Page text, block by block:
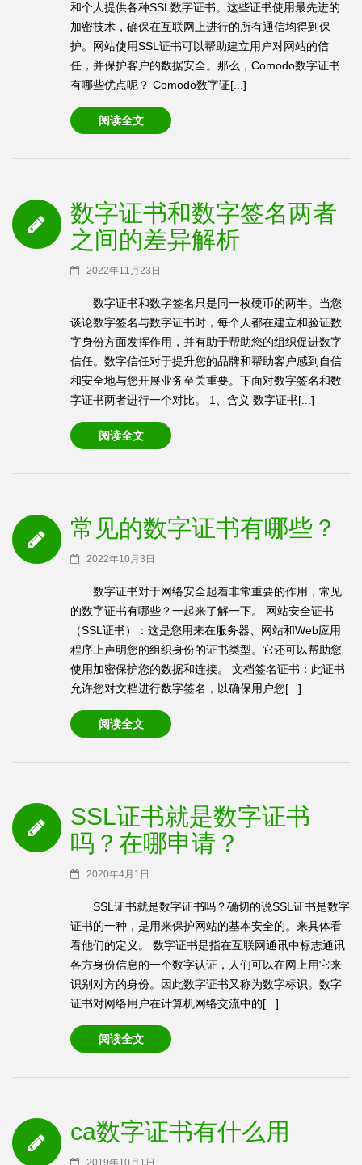
和个人提供各种SSL数字证书。这些证书使用最先进的
加密技术，确保在互联网上进行的所有通信均得到保
护。网站使用SSL证书可以帮助建立用户对网站的信
任，并保护客户的数据安全。那么，Comodo数字证书
有哪些优点呢？ Comodo数字证[...]
阅读全文
数字证书和数字签名两者
之间的差异解析
2022年11月23日
数字证书和数字签名只是同一枚硬币的两半。当您
谈论数字签名与数字证书时，每个人都在建立和验证数
字身份方面发挥作用，并有助于帮助您的组织促进数字
信任。数字信任对于提升您的品牌和帮助客户感到自信
和安全地与您开展业务至关重要。下面对数字签名和数
字证书两者进行一个对比。 1、含义 数字证书[...]
阅读全文
常见的数字证书有哪些？
2022年10月3日
数字证书对于网络安全起着非常重要的作用，常见
的数字证书有哪些？一起来了解一下。 网站安全证书
（SSL证书）：这是您用来在服务器、网站和Web应用
程序上声明您的组织身份的证书类型。它还可以帮助您
使用加密保护您的数据和连接。 文档签名证书：此证书
允许您对文档进行数字签名，以确保用户您[...]
阅读全文
SSL证书就是数字证书
吗？在哪申请？
2020年4月1日
SSL证书就是数字证书吗？确切的说SSL证书是数字
证书的一种，是用来保护网站的基本安全的。来具体看
看他们的定义。 数字证书是指在互联网通讯中标志通讯
各方身份信息的一个数字认证，人们可以在网上用它来
识别对方的身份。因此数字证书又称为数字标识。数字
证书对网络用户在计算机网络交流中的[...]
阅读全文
ca数字证书有什么用
2019年10月1日